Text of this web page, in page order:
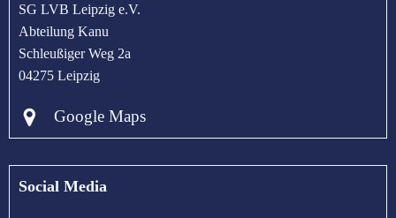
SG LVB Leipzig e.V.
Abteilung Kanu
Schleußiger Weg 2a
04275 Leipzig
Google Maps
Social Media